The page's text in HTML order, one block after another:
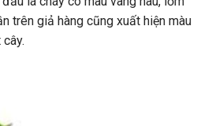
trên giả hàng cũng xuất hiện màu